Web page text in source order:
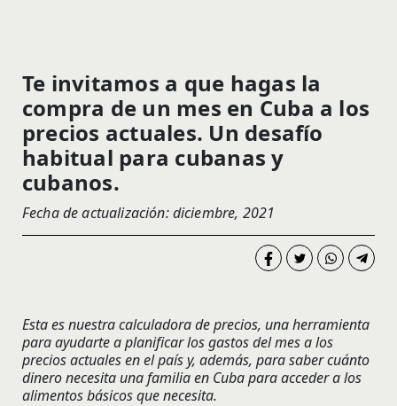
Te invitamos a que hagas la
compra de un mes en Cuba a los
precios actuales. Un desafío
habitual para cubanas y
cubanos.
Fecha de actualización: diciembre, 2021
Esta es nuestra calculadora de precios, una herramienta
para ayudarte a planificar los gastos del mes a los
precios actuales en el país y, además, para saber cuánto
dinero necesita una familia en Cuba para acceder a los
alimentos básicos que necesita.